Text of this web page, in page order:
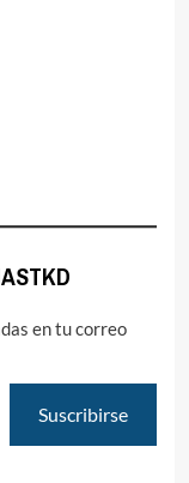
en tu correo
Suscribirse